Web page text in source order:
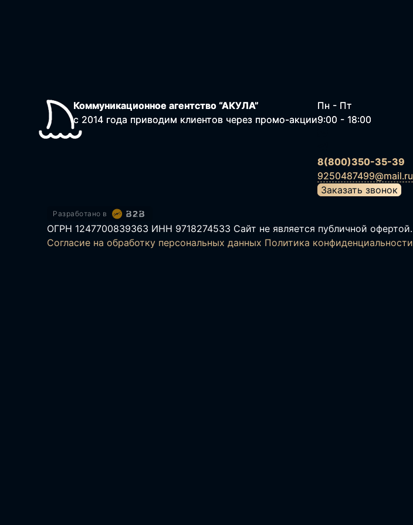
Коммуникационное агентство “АКУЛА”
с 2014 года приводим клиентов через промо-акции
Пн - Пт
9:00 - 18:00
8(800)350-35-39
9250487499@mail.ru
Заказать звонок
Коммуникационное агентство “АКУЛА”
с 2014 года приводим клиентов через промо-акции
Пн - Пт
9:00 - 18:00
8(800)350-35-39
9250487499@mail.ru
Заказать звонок
Разработано в
ОГРН 1247700839363 ИНН 9718274533 Сайт не является публичной офертой.
Согласие на обработку персональных данных Политика конфиденциальности